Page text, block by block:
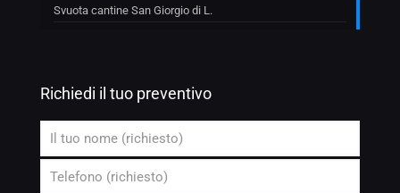
Svuota cantine San Giorgio di L.
Richiedi il tuo preventivo